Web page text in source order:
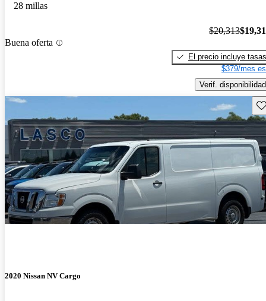
28 millas
Buena oferta
$20,313
El precio incluye tasas
$379/mes
Verif. disponibilidad
2020 Nissan NV Cargo